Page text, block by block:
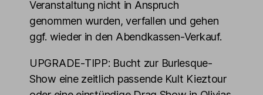
Veranstaltung nicht in Anspruch
genommen wurden, verfallen und gehen
ggf. wieder in den Abendkassen-Verkauf.
UPGRADE-TIPP: Bucht zur Burlesque-
Show eine zeitlich passende Kult Kieztour